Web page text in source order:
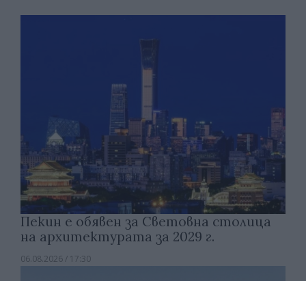
Пекин е обявен за Световна столица
на архитектурата за 2029 г.
06.08.2026 / 17:30